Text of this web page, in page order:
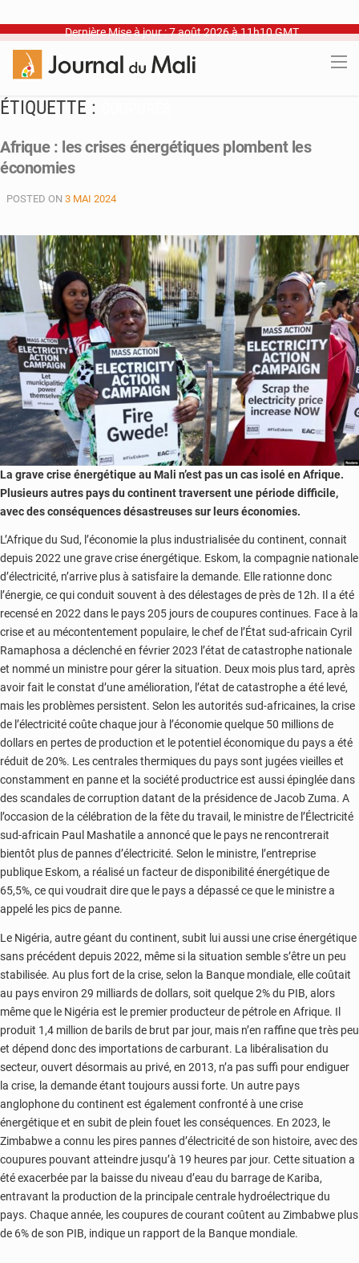
Dernière Mise à jour : 7 août 2026 à 11h10 GMT
ÉTIQUETTE :
Afrique : les crises énergétiques plombent les
économies
POSTED ON 3 MAI 2024
La grave crise énergétique au Mali n’est pas un cas isolé en Afrique.
Plusieurs autres pays du continent traversent une période difficile,
avec des conséquences désastreuses sur leurs économies.
L’Afrique du Sud, l’économie la plus industrialisée du continent, connait
depuis 2022 une grave crise énergétique. Eskom, la compagnie nationale
d’électricité, n’arrive plus à satisfaire la demande. Elle rationne donc
l’énergie, ce qui conduit souvent à des délestages de près de 12h. Il a été
recensé en 2022 dans le pays 205 jours de coupures continues. Face à la
crise et au mécontentement populaire, le chef de l’État sud-africain Cyril
Ramaphosa a déclenché en février 2023 l’état de catastrophe nationale
et nommé un ministre pour gérer la situation. Deux mois plus tard, après
avoir fait le constat d’une amélioration, l’état de catastrophe a été levé,
mais les problèmes persistent. Selon les autorités sud-africaines, la crise
de l’électricité coûte chaque jour à l’économie quelque 50 millions de
dollars en pertes de production et le potentiel économique du pays a été
réduit de 20%. Les centrales thermiques du pays sont jugées vieilles et
constamment en panne et la société productrice est aussi épinglée dans
des scandales de corruption datant de la présidence de Jacob Zuma. A
l’occasion de la célébration de la fête du travail, le ministre de l’Électricité
sud-africain Paul Mashatile a annoncé que le pays ne rencontrerait
bientôt plus de pannes d’électricité. Selon le ministre, l’entreprise
publique Eskom, a réalisé un facteur de disponibilité énergétique de
65,5%, ce qui voudrait dire que le pays a dépassé ce que le ministre a
appelé les pics de panne.
Le Nigéria, autre géant du continent, subit lui aussi une crise énergétique
sans précédent depuis 2022, même si la situation semble s’être un peu
stabilisée. Au plus fort de la crise, selon la Banque mondiale, elle coûtait
au pays environ 29 milliards de dollars, soit quelque 2% du PIB, alors
même que le Nigéria est le premier producteur de pétrole en Afrique. Il
produit 1,4 million de barils de brut par jour, mais n’en raffine que très peu
et dépend donc des importations de carburant. La libéralisation du
secteur, ouvert désormais au privé, en 2013, n’a pas suffi pour endiguer
la crise, la demande étant toujours aussi forte. Un autre pays
anglophone du continent est également confronté à une crise
énergétique et en subit de plein fouet les conséquences. En 2023, le
Zimbabwe a connu les pires pannes d’électricité de son histoire, avec des
coupures pouvant atteindre jusqu’à 19 heures par jour. Cette situation a
été exacerbée par la baisse du niveau d’eau du barrage de Kariba,
entravant la production de la principale centrale hydroélectrique du
pays. Chaque année, les coupures de courant coûtent au Zimbabwe plus
de 6% de son PIB, indique un rapport de la Banque mondiale.